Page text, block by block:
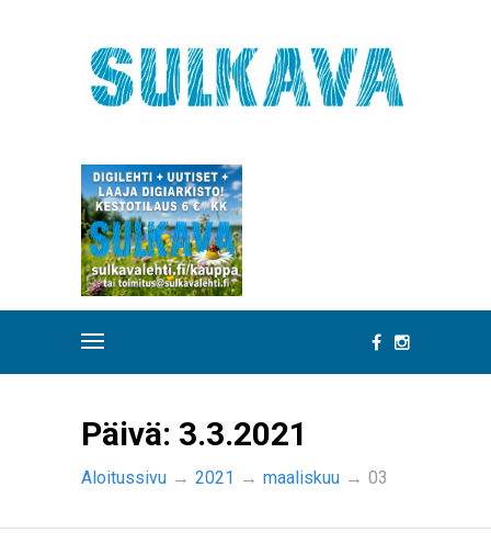
Päivä: 3.3.2021
Aloitussivu → 2021 → maaliskuu → 03